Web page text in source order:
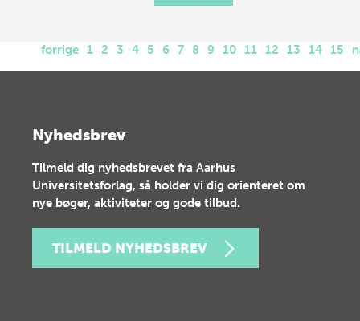
forrige 1 2 3 4 5 6 7 8 9 10 11 12 13 14 15
Nyhedsbrev
Tilmeld dig nyhedsbrevet fra Aarhus
Universitetsforlag, så holder vi dig orienteret om
nye bøger, aktiviteter og gode tilbud.
TILMELD NYHEDSBREV